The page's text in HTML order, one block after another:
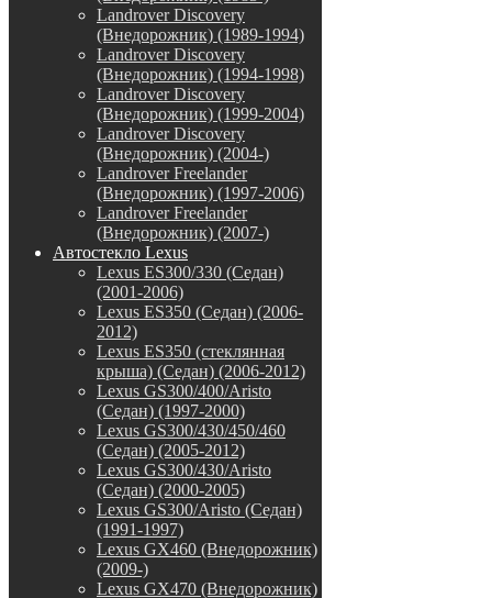
Landrover Discovery
(Внедорожник) (1989-1994)
Landrover Discovery
(Внедорожник) (1994-1998)
Landrover Discovery
(Внедорожник) (1999-2004)
Landrover Discovery
(Внедорожник) (2004-)
Landrover Freelander
(Внедорожник) (1997-2006)
Landrover Freelander
(Внедорожник) (2007-)
Автостекло Lexus
Lexus ES300/330 (Седан)
(2001-2006)
Lexus ES350 (Седан) (2006-
2012)
Lexus ES350 (стеклянная
крыша) (Седан) (2006-2012)
Lexus GS300/400/Aristo
(Седан) (1997-2000)
Lexus GS300/430/450/460
(Седан) (2005-2012)
Lexus GS300/430/Aristo
(Седан) (2000-2005)
Lexus GS300/Aristo (Седан)
(1991-1997)
Lexus GX460 (Внедорожник)
(2009-)
Lexus GX470 (Внедорожник)